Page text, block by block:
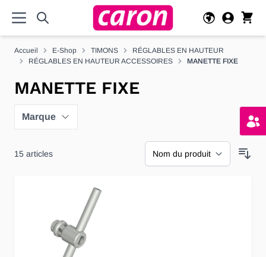
Accueil E-Shop TIMONS
RÉGLABLES EN HAUTEUR
RÉGLABLES EN HAUTEUR ACCESSOIRES
MANETTE FIXE
MANETTE FIXE
Marque
15 articles